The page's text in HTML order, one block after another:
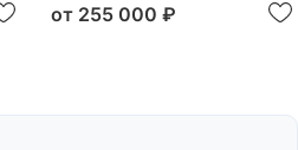
от 255 000 ₽